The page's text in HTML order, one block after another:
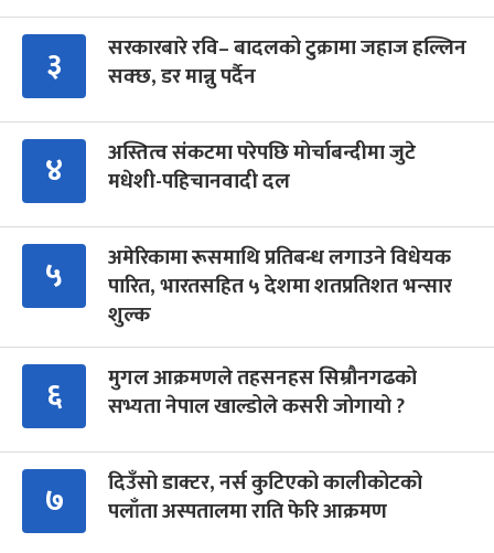
३
सरकारबारे रवि– बादलको टुक्रामा जहाज हल्लिन
सक्छ, डर मान्नु पर्दैन
४
अस्तित्व संकटमा परेपछि मोर्चाबन्दीमा जुटे
मधेशी-पहिचानवादी दल
५
अमेरिकामा रूसमाथि प्रतिबन्ध लगाउने विधेयक
पारित, भारतसहित ५ देशमा शतप्रतिशत भन्सार
शुल्क
६
मुगल आक्रमणले तहसनहस सिम्रौनगढको
सभ्यता नेपाल खाल्डोले कसरी जोगायो ?
७
दिउँसो डाक्टर, नर्स कुटिएको कालीकोटको
पलाँता अस्पतालमा राति फेरि आक्रमण